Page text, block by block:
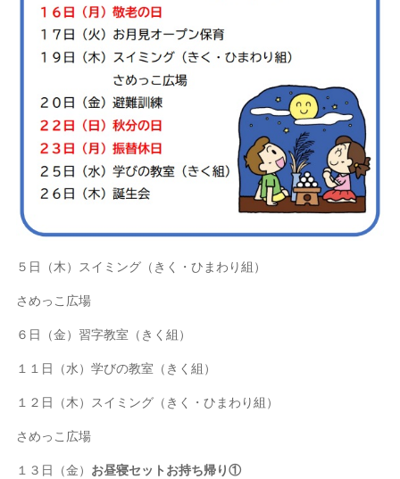
５日（木）スイミング（きく・ひまわり組）
さめっこ広場
６日（金）習字教室（きく組）
１１日（水）学びの教室（きく組）
１２日（木）スイミング（きく・ひまわり組）
さめっこ広場
１３日（金） お昼寝セットお持ち帰り①